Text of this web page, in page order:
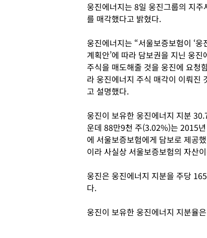
웅진에너지는 8일 웅진그룹의 지
를 매각했다고 밝혔다.
웅진에너지는 “서울보증보험이 ‘웅
계획안’에 따라 담보권을 지닌 웅진
주식을 매도해줄 것을 웅진에 요청
라 웅진에너지 주식 매각이 이뤄진
고 설명했다.
웅진이 보유한 웅진에너지 지분
운데 88만9천 주(3.02%)는 2015
에 서울보증보험에게 담보로 제공
이라 사실상 서울보증보험의 자산
웅진은 웅진에너지 지분을 주당
다.
웅진이 보유한 웅진에너지 지분율